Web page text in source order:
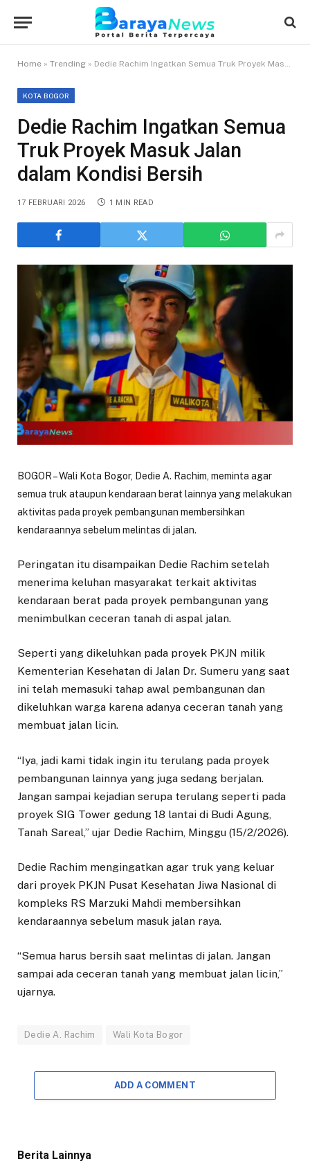
Home » Trending » Dedie Rachim Ingatkan Semua Truk Proyek Masuk Jalan dalam Kondisi Bersih
KOTA BOGOR
Dedie Rachim Ingatkan Semua
Truk Proyek Masuk Jalan
dalam Kondisi Bersih
17 FEBRUARI 2026 1 MIN READ
BOGOR – Wali Kota Bogor, Dedie A. Rachim, meminta agar
semua truk ataupun kendaraan berat lainnya yang melakukan
aktivitas pada proyek pembangunan membersihkan
kendaraannya sebelum melintas di jalan.
Peringatan itu disampaikan Dedie Rachim setelah
menerima keluhan masyarakat terkait aktivitas
kendaraan berat pada proyek pembangunan yang
menimbulkan ceceran tanah di aspal jalan.
Seperti yang dikeluhkan pada proyek PKJN milik
Kementerian Kesehatan di Jalan Dr. Sumeru yang saat
ini telah memasuki tahap awal pembangunan dan
dikeluhkan warga karena adanya ceceran tanah yang
membuat jalan licin.
“Iya, jadi kami tidak ingin itu terulang pada proyek
pembangunan lainnya yang juga sedang berjalan.
Jangan sampai kejadian serupa terulang seperti pada
proyek SIG Tower gedung 18 lantai di Budi Agung,
Tanah Sareal,” ujar Dedie Rachim, Minggu (15/2/2026).
Dedie Rachim mengingatkan agar truk yang keluar
dari proyek PKJN Pusat Kesehatan Jiwa Nasional di
kompleks RS Marzuki Mahdi membersihkan
kendaraannya sebelum masuk jalan raya.
“Semua harus bersih saat melintas di jalan. Jangan
sampai ada ceceran tanah yang membuat jalan licin,”
ujarnya.
Dedie A. Rachim Wali Kota Bogor
ADD A COMMENT
Berita Lainnya